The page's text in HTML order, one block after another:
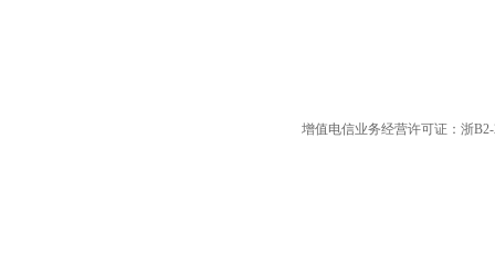
增值电信业务经营许可证：浙